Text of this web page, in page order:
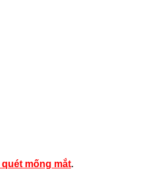
mống mắt.